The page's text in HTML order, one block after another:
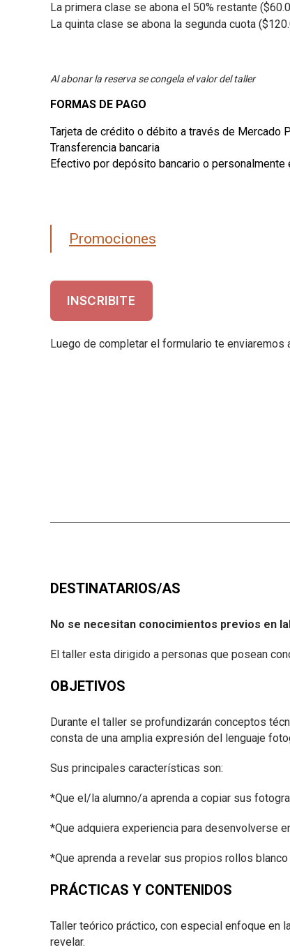
La primera clase se abona el 50% restante
La quinta clase se abona la segunda cuota
Al abonar la reserva se congela el valor del taller
FORMAS DE PAGO
Tarjeta de crédito o débito a través de Mercado
Transferencia bancaria
Efectivo por depósito bancario o personalmente
Promociones
INSCRIBITE
Luego de completar el formulario te enviaremos
DESTINATARIOS/AS
No se necesitan conocimientos previos en
El taller esta dirigido a personas que posean
OBJETIVOS
Durante el taller se profundizarán conceptos
consta de una amplia expresión del lenguaje
Sus principales características son:
*Que el/la alumno/a aprenda a copiar sus
*Que adquiera experiencia para desenvolverse
*Que aprenda a revelar sus propios rollos
PRÁCTICAS Y CONTENIDOS
Taller teórico práctico, con especial enfoque en
revelar.